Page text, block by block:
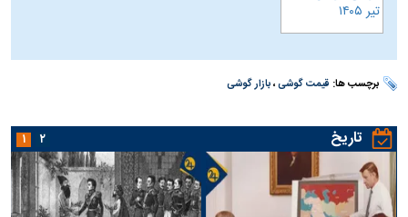
برچسب ها: قیمت گوشی،بازار گوشی
تاریخ ۱ ۲